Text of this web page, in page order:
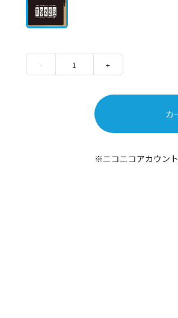
- 1 +
カ
ニコニコアカウン